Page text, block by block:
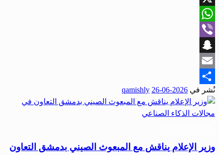
X
WhatsApp
Viber
Snapchat
Email
Share
نُشر في 2026-06-26
qamishly
وزير الإعلام يناقش مع المبعوث الصيني بدمشق التعاون